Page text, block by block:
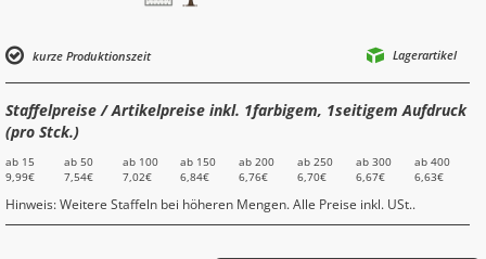
kurze Produktionszeit Lagerartikel
Staffelpreise / Artikelpreise inkl. 1farbigem, 1seitigem Aufdruck
(pro Stck.)
ab 15
9,99€
ab 50
7,54€
ab 100
7,02€
ab 150
6,84€
ab 200
6,76€
ab 250
6,70€
ab 300
6,67€
ab 400
6,63€
Hinweis: Weitere Staffeln bei höheren Mengen. Alle Preise inkl. USt..